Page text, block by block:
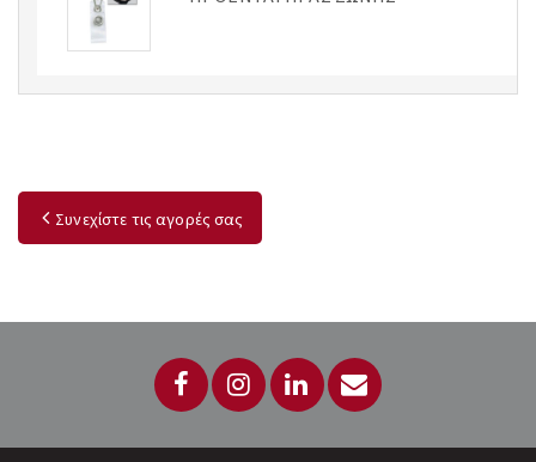
Συνεχίστε τις αγορές σας